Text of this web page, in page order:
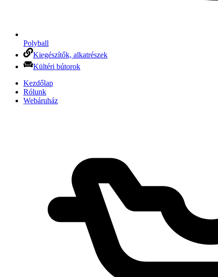
Polyball
Kiegészítők, alkatrészek
Kültéri bútorok
Kezdőlap
Rólunk
Webáruház